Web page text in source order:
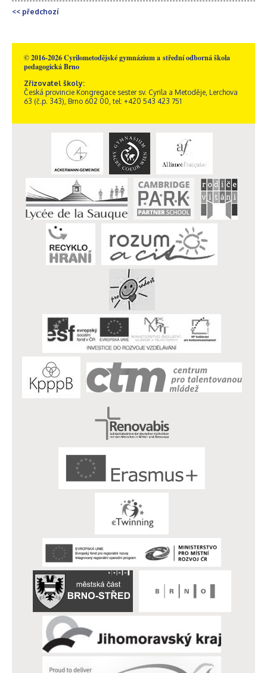
<< předchozí
© 2016-2026 Cyrilometodějské gymnázium a střední odborná škola
pedagogická Brno
Zřizovatel školy:
Česká provincie Kongregace sester sv. Cyrila a Metoděje, Lerchova
63 (č.p. 343), Brno 602 00, tel: +420 543 423 751